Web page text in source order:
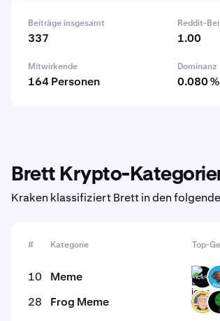
Beiträge insgesamt
337
Reddit-
1.00
Mitwirkende
164 Personen
Dominanz
0.080 %
Brett Krypto-
Kraken klassifiziert Brett in den
# Kategorie Top-
10 Meme BABYCASHCAT
28
Frog Meme DTC